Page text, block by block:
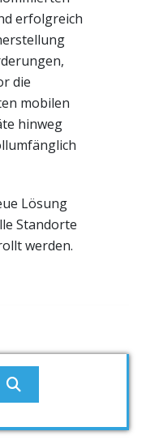
erfolgreich
die
mobilen
hinweg
Lösung
Standorte
werden.